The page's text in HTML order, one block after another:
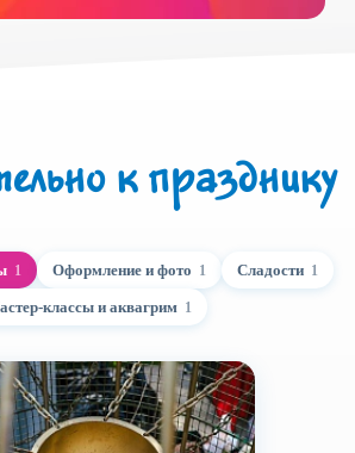
к празднику
1 Оформление и фото 1 Сладости 1
классы и аквагрим 1